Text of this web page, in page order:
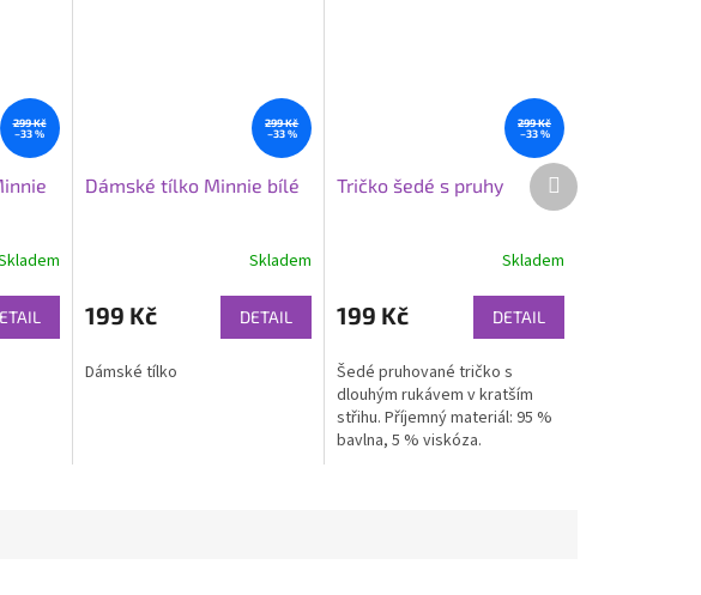
299 Kč
–33 %
299 Kč
–33 %
Dámské tílko Minnie bílé
Skladem
199 Kč DETAIL
Dámské tílko
299 Kč
–33 %
Tričko šedé s pruhy
Skladem
199 Kč DETAIL
Šedé pruhované tričko s
dlouhým rukávem v kratším
střihu. Příjemný materiál: 95 %
bavlna, 5 % viskóza.
Další
produkt